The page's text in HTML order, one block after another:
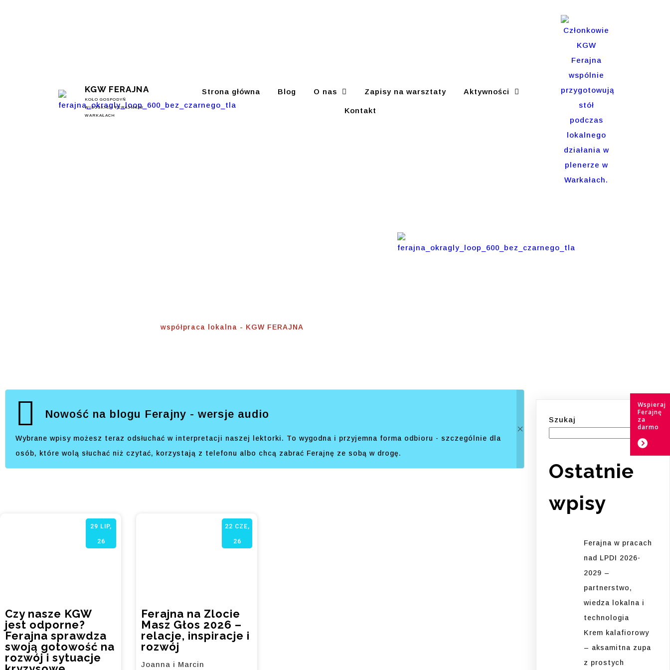
KGW FERAJNA
KOŁO GOSPODYŃ
WIEJSKICH FERAJNA W
WARKAŁACH
Strona główna Blog O nas Zapisy na warsztaty Aktywności
Kontakt
współpraca lokalna - KGW FERAJNA
Nowość na blogu Ferajny - wersje audio
Wybrane wpisy możesz teraz odsłuchać w interpretacji naszej lektorki. To wygodna i przyjemna forma odbioru - szczególnie dla
osób, które wolą słuchać niż czytać, korzystają z telefonu albo chcą zabrać Ferajnę ze sobą w drogę.
Czy nasze KGW
jest odporne?
Ferajna sprawdza
swoją gotowość na
rozwój i sytuacje
29 LIP,
26
Ferajna na Zlocie
Masz Głos 2026 –
relacje, inspiracje i
rozwój
22 CZE,
26
Joanna i Marcin
Szukaj
Ostatnie
wpisy
Ferajna w pracach
nad LPDI 2026-
2029 –
partnerstwo,
wiedza lokalna i
technologia
Krem kalafiorowy
– aksamitna zupa
z prostych
Wspieraj
Ferajnę
za
darmo